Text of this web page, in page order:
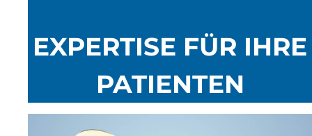
EXPERTISE FÜR IHRE
PATIENTEN